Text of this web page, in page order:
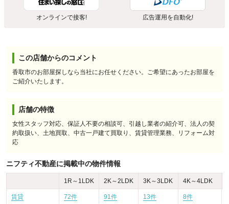
オンラインで接客! 広告運用を自動化!
この店舗からのコメント
香取市のお部屋探しなら当社にお任せください。ご希望にあったお部屋を
ご紹介いたします。
店舗の特徴
女性スタッフ対応、保証人不要の相談可、引越し業者の紹介可、法人の契
約取扱い、土地買取、中古一戸建て買取り、賃貸管理業務、リフォーム対
応
ニフティ不動産に掲載中の物件情報
1R～1LDK 2K～2LDK 3K～3LDK 4K～4LDK
賃貸 72件 91件 13件 8件